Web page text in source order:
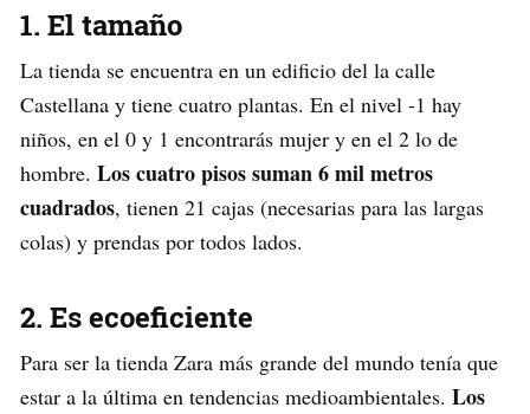
1. El tamaño
La tienda se encuentra en un edificio del la calle
Castellana y tiene cuatro plantas. En el nivel -1 hay
niños, en el 0 y 1 encontrarás mujer y en el 2 lo de
hombre. Los cuatro pisos suman 6 mil metros
cuadrados, tienen 21 cajas (necesarias para las largas
colas) y prendas por todos lados.
2. Es ecoeficiente
Para ser la tienda Zara más grande del mundo tenía que
estar a la última en tendencias medioambientales. Los